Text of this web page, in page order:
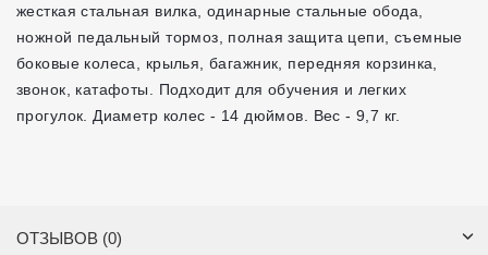
жесткая стальная вилка, одинарные стальные обода,
ножной педальный тормоз, полная защита цепи, съемные
боковые колеса, крылья, багажник, передняя корзинка,
звонок, катафоты. Подходит для обучения и легких
прогулок. Диаметр колес - 14 дюймов. Вес - 9,7 кг.
ОТЗЫВОВ (0)